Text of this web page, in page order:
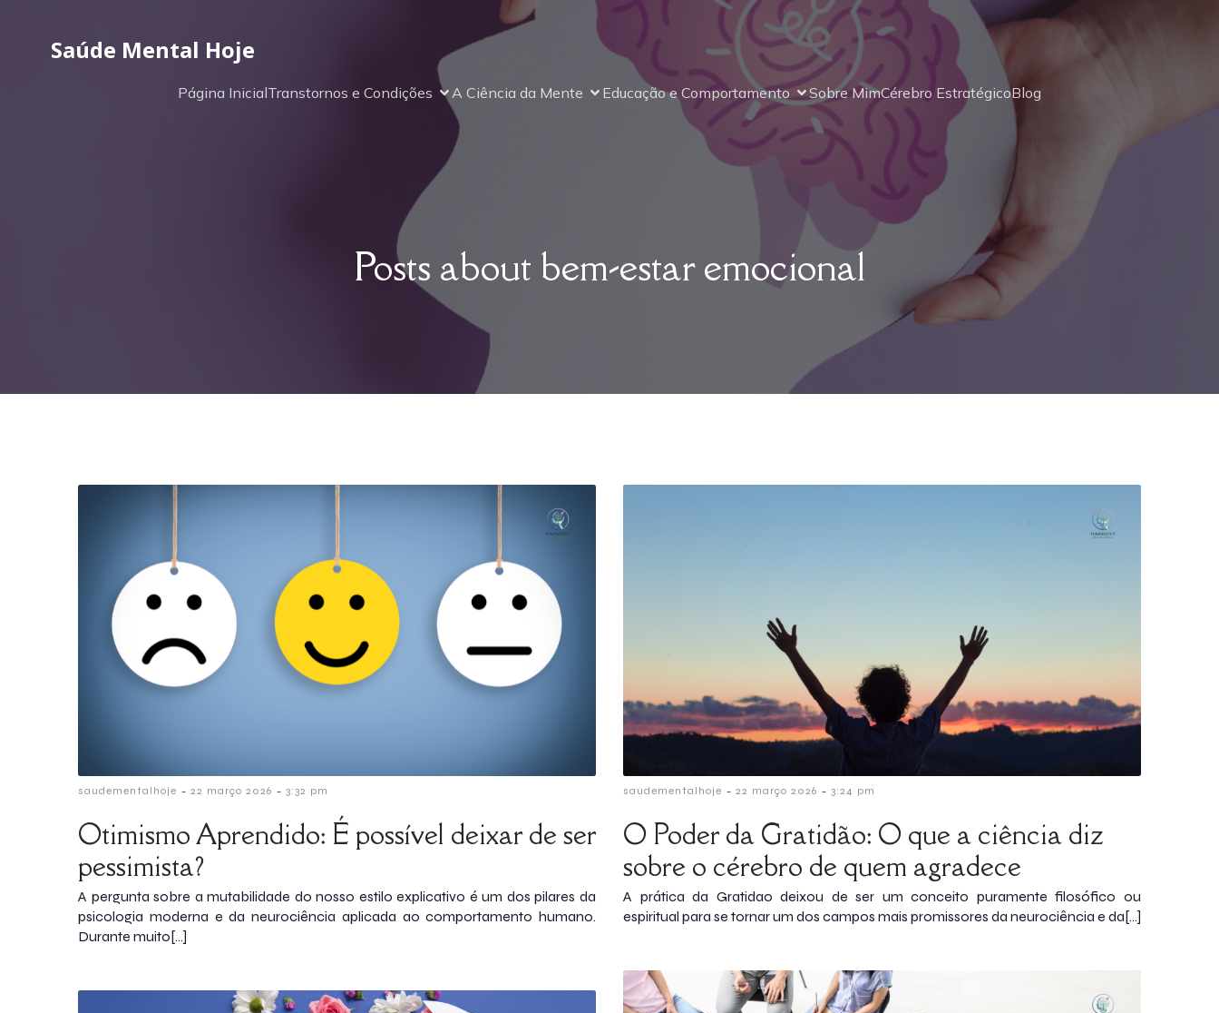
Saúde Mental Hoje
Página InicialTranstornos e Condições A Ciência da Mente Educação e Comportamento Sobre MimCérebro EstratégicoBlog
Posts about bem-estar emocional
saudementalhoje - 22 março 2026 - 3:32 pm
Otimismo Aprendido: É possível deixar de ser
pessimista?
A pergunta sobre a mutabilidade do nosso estilo explicativo é um dos pilares da
psicologia moderna e da neurociência aplicada ao comportamento humano.
Durante muito[…]
saudementalhoje - 22 março 2026 - 3:24 pm
O Poder da Gratidão: O que a ciência diz
sobre o cérebro de quem agradece
A prática da Gratidao deixou de ser um conceito puramente filosófico ou
espiritual para se tornar um dos campos mais promissores da neurociência e da[…]